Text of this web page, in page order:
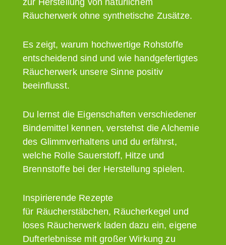
Räucherwerk ohne synthetische Zusätze.
Es zeigt, warum hochwertige Rohstoffe
entscheidend sind und wie handgefertigtes
Räucherwerk unsere Sinne positiv
beeinflusst.
Du lernst die Eigenschaften verschiedener
Bindemittel kennen, verstehst die Alchemie
des Glimmverhaltens und du erfährst,
welche Rolle Sauerstoff, Hitze und
Brennstoffe bei der Herstellung spielen.
Inspirierende Rezepte
für Räucherstäbchen, Räucherkegel und
loses Räucherwerk laden dazu ein, eigene
Dufterlebnisse mit großer Wirkung zu